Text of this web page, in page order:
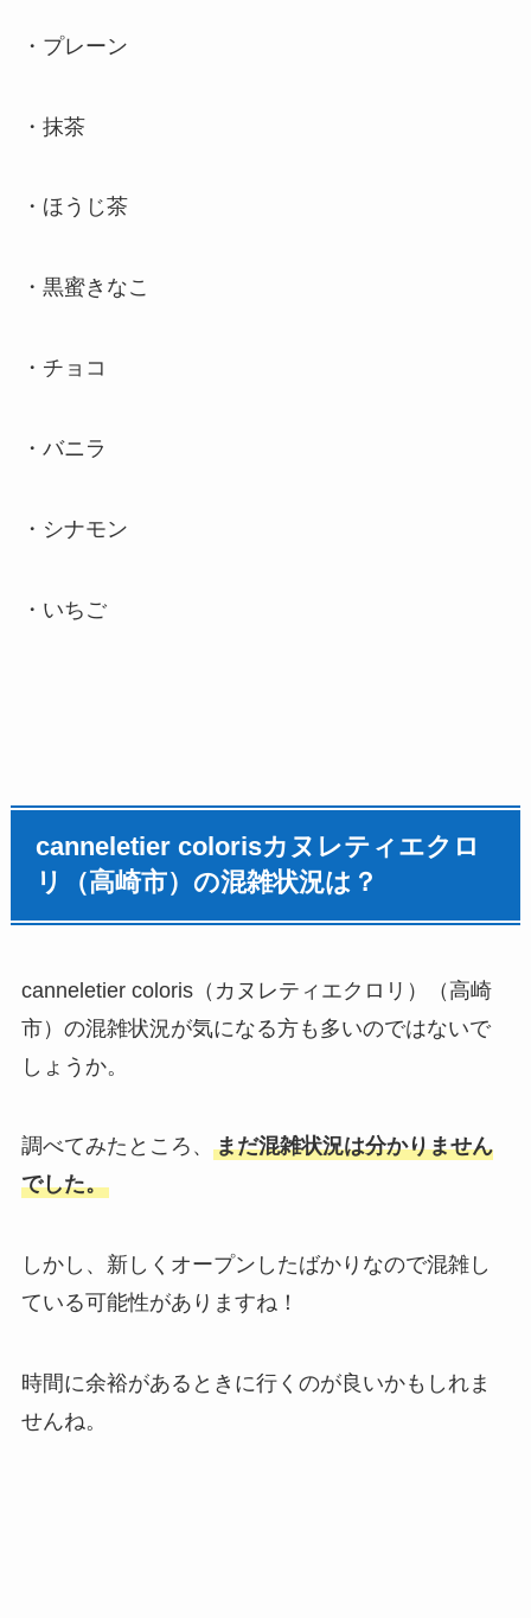
・プレーン
・抹茶
・ほうじ茶
・黒蜜きなこ
・チョコ
・バニラ
・シナモン
・いちご
canneletier colorisカヌレティエクロ
リ（高崎市）の混雑状況は？
canneletier coloris（カヌレティエクロリ）（高崎
市）の混雑状況が気になる方も多いのではないで
しょうか。
調べてみたところ、 まだ混雑状況は分かりません
でした。
しかし、新しくオープンしたばかりなので混雑し
ている可能性がありますね！
時間に余裕があるときに行くのが良いかもしれま
せんね。